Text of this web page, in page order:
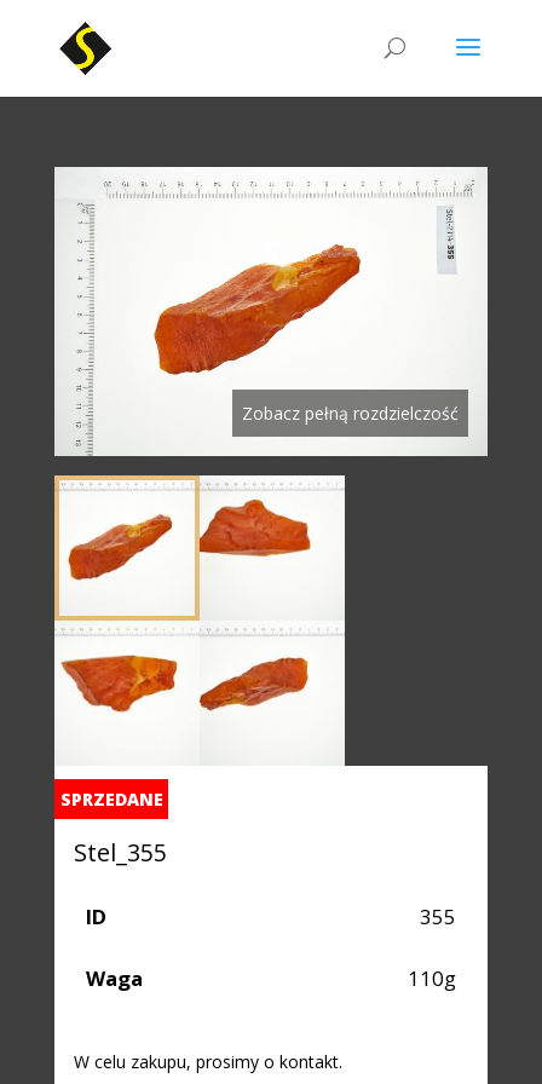
Zobacz pełną rozdzielczość
SPRZEDANE
Stel_355
ID 355
Waga 110g
W celu zakupu, prosimy o kontakt.